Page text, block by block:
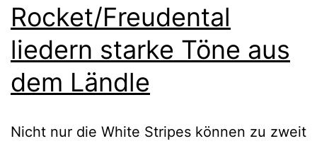
Rocket/Freudental
liedern starke Töne aus
dem Ländle
Nicht nur die White Stripes können zu zweit